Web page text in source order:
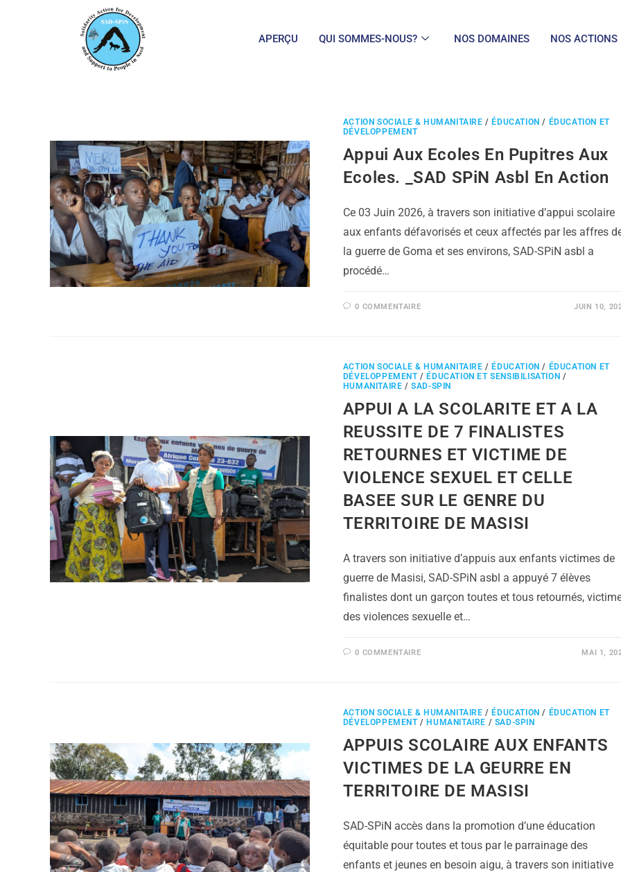
APERÇU QUI SOMMES-NOUS? NOS DOMAINES NOS ACTIONS
ACTION SOCIALE & HUMANITAIRE /ÉDUCATION / ÉDUCATION ET
DÉVELOPPEMENT
Appui Aux Ecoles En Pupitres Aux
Ecoles. _SAD SPiN Asbl En Action
Ce 03 Juin 2026, à travers son initiative d’appui scolaire
aux enfants défavorisés et ceux affectés par les affres
la guerre de Goma et ses environs, SAD-SPiN asbl a
procédé…
0 COMMENTAIRE JUIN 10,
ACTION SOCIALE & HUMANITAIRE /ÉDUCATION / ÉDUCATION ET
DÉVELOPPEMENT/ÉDUCATION ET SENSIBILISATION /
HUMANITAIRE /SAD-SPIN
APPUI A LA SCOLARITE ET A LA
REUSSITE DE 7 FINALISTES
RETOURNES ET VICTIME DE
VIOLENCE SEXUEL ET CELLE
BASEE SUR LE GENRE DU
TERRITOIRE DE MASISI
A travers son initiative d’appuis aux enfants victimes de
guerre de Masisi, SAD-SPiN asbl a appuyé 7 élèves
finalistes dont un garçon toutes et tous retournés,
des violences sexuelle et…
0 COMMENTAIRE MAI 1,
ACTION SOCIALE & HUMANITAIRE /ÉDUCATION / ÉDUCATION ET
DÉVELOPPEMENT/HUMANITAIRE / SAD-SPIN
APPUIS SCOLAIRE AUX ENFANTS
VICTIMES DE LA GEURRE EN
TERRITOIRE DE MASISI
SAD-SPiN accès dans la promotion d’une éducation
équitable pour toutes et tous par le parrainage des
enfants et jeunes en besoin aigu, à travers son initiative